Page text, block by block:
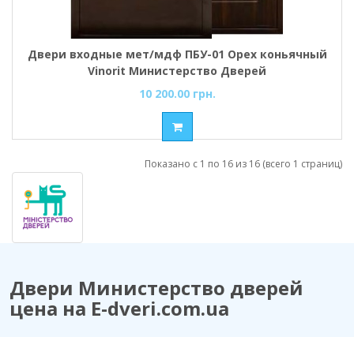
Двери входные мет/мдф ПБУ-01 Орех коньячный
Vinorit Министерство Дверей
10 200.00 грн.
Показано с 1 по 16 из 16 (всего 1 страниц)
Двери Министерство дверей
цена на E-dveri.com.ua